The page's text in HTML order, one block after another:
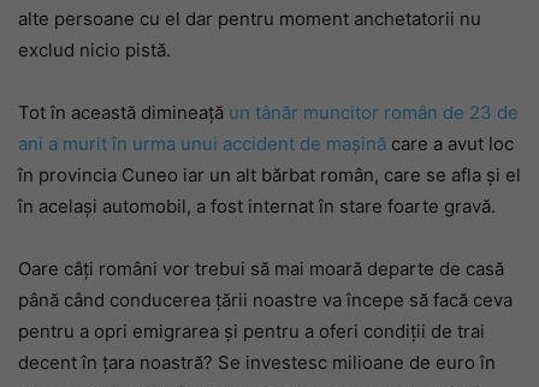
alte persoane cu el dar pentru moment anchetatorii nu
exclud nicio pistă.
Tot în această dimineață un tânăr muncitor român de 23 de
ani a murit în urma unui accident de mașină care a avut loc
în provincia Cuneo iar un alt bărbat român, care se afla și el
în același automobil, a fost internat în stare foarte gravă.
Oare câți români vor trebui să mai moară departe de casă
până când conducerea țării noastre va începe să facă ceva
pentru a opri emigrarea și pentru a oferi condiții de trai
decent în țara noastră? Se investesc milioane de euro în